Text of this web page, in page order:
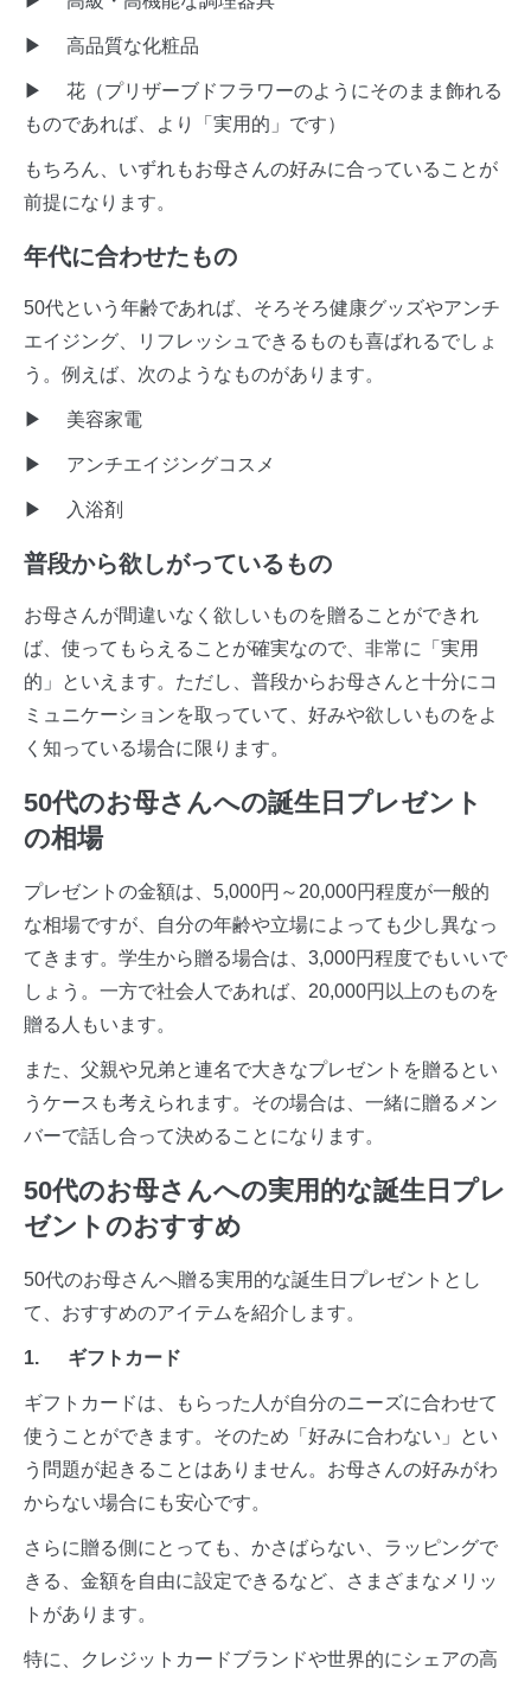
▶ 高品質な化粧品
▶ 花（プリザーブドフラワーのようにそのまま飾れる
ものであれば、より「実用的」です）
もちろん、いずれもお母さんの好みに合っていることが
前提になります。
年代に合わせたもの
50代という年齢であれば、そろそろ健康グッズやアンチ
エイジング、リフレッシュできるものも喜ばれるでしょ
う。例えば、次のようなものがあります。
▶ 美容家電
▶ アンチエイジングコスメ
▶ 入浴剤
普段から欲しがっているもの
お母さんが間違いなく欲しいものを贈ることができれ
ば、使ってもらえることが確実なので、非常に「実用
的」といえます。ただし、普段からお母さんと十分にコ
ミュニケーションを取っていて、好みや欲しいものをよ
く知っている場合に限ります。
50代のお母さんへの誕生日プレゼント
の相場
プレゼントの金額は、5,000円～20,000円程度が一般的
な相場ですが、自分の年齢や立場によっても少し異なっ
てきます。学生から贈る場合は、3,000円程度でもいいで
しょう。一方で社会人であれば、20,000円以上のものを
贈る人もいます。
また、父親や兄弟と連名で大きなプレゼントを贈るとい
うケースも考えられます。その場合は、一緒に贈るメン
バーで話し合って決めることになります。
50代のお母さんへの実用的な誕生日プレ
ゼントのおすすめ
50代のお母さんへ贈る実用的な誕生日プレゼントとし
て、おすすめのアイテムを紹介します。
1. ギフトカード
ギフトカードは、もらった人が自分のニーズに合わせて
使うことができます。そのため「好みに合わない」とい
う問題が起きることはありません。お母さんの好みがわ
からない場合にも安心です。
さらに贈る側にとっても、かさばらない、ラッピングで
きる、金額を自由に設定できるなど、さまざまなメリッ
トがあります。
特に、クレジットカードブランドや世界的にシェアの高